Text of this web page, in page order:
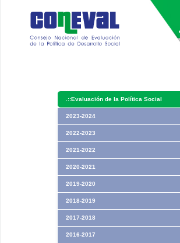
.::Evaluación de la Política Social
2023-2024
2022-2023
2021-2022
2020-2021
2019-2020
2018-2019
2017-2018
2016-2017